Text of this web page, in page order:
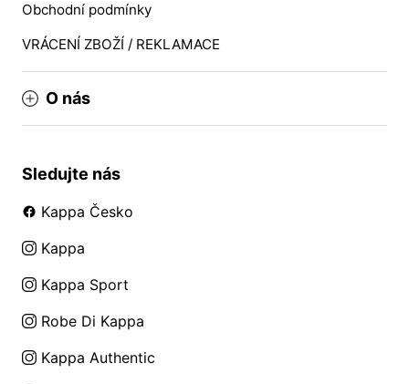
Obchodní podmínky
VRÁCENÍ ZBOŽÍ / REKLAMACE
O nás
Sledujte nás
Kappa Česko
Kappa
Kappa Sport
Robe Di Kappa
Kappa Authentic